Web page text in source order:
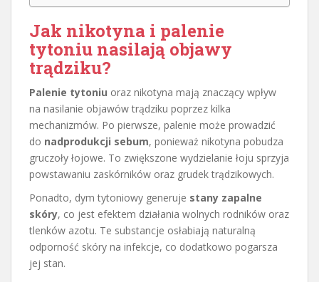
Jak nikotyna i palenie
tytoniu nasilają objawy
trądziku?
Palenie tytoniu oraz nikotyna mają znaczący wpływ
na nasilanie objawów trądziku poprzez kilka
mechanizmów. Po pierwsze, palenie może prowadzić
do nadprodukcji sebum, ponieważ nikotyna pobudza
gruczoły łojowe. To zwiększone wydzielanie łoju sprzyja
powstawaniu zaskórników oraz grudek trądzikowych.
Ponadto, dym tytoniowy generuje stany zapalne
skóry, co jest efektem działania wolnych rodników oraz
tlenków azotu. Te substancje osłabiają naturalną
odporność skóry na infekcje, co dodatkowo pogarsza
jej stan.